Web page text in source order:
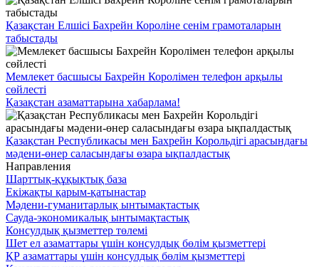
Қазақстан Елшісі Бахрейн Короліне сенім грамоталарын
табыстады
Мемлекет басшысы Бахрейн Королімен телефон арқылы
сөйлесті
Қазақстан азаматтарына хабарлама!
Қазақстан Республикасы мен Бахрейн Корольдігі арасындағы
мәдени-өнер саласындағы өзара ықпалдастық
Направления
Шарттық-құқықтық база
Екіжақты қарым-қатынастар
Мәдени-гуманитарлық ынтымақтастық
Сауда-экономикалық ынтымақтастық
Консулдық қызметтер төлемі
Шет ел азаматтары үшін консулдық бөлім қызметтері
ҚР азаматтары үшін консулдық бөлім қызметтері